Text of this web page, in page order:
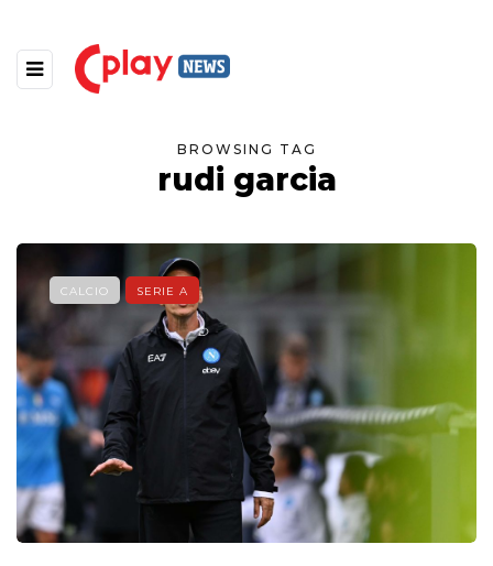
BROWSING TAG
rudi garcia
CALCIO SERIE A